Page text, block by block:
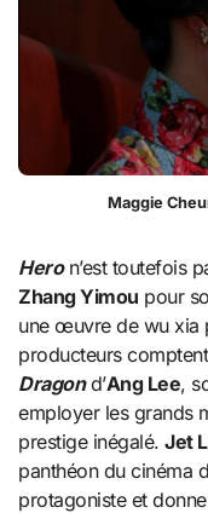
Maggie
Heron’est toutefois
Zhang Yimou pour
une œuvre de wu xia
producteurs
Dragond’Ang Lee,
employer les grands
prestige inégalé.Jet
panthéon du cinéma
protagoniste et